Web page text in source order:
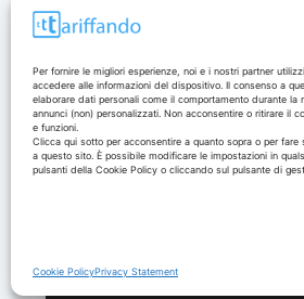
Per fornire le migliori esperienze, noi e i nostri partner
accedere alle informazioni del dispositivo. Il consenso a
elaborare dati personali come il comportamento durante
annunci (non) personalizzati. Non acconsentire o ritirare il
e funzioni.
Clicca qui sotto per acconsentire a quanto sopra o per
a questo sito. È possibile modificare le impostazioni in
pulsanti della Cookie Policy o cliccando sul pulsante di
Cookie PolicyPrivacy Statement
Disclaimer
I marchi citati appartengono ai
offerte segnalate possono
sempre le condizioni sui siti
© 2026 - Tariffando® è un marchio